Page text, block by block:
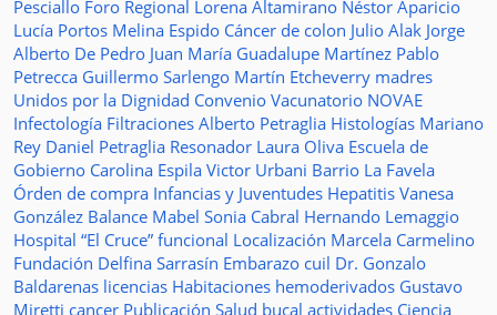
Pesciallo Foro Regional Lorena Altamirano Néstor Aparicio
Lucía Portos Melina Espido Cáncer de colon Julio Alak Jorge
Alberto De Pedro Juan María Guadalupe Martínez Pablo
Petrecca Guillermo Sarlengo Martín Etcheverry madres
Unidos por la Dignidad Convenio Vacunatorio NOVAE
Infectología Filtraciones Alberto Petraglia Histologías Mariano
Rey Daniel Petraglia Resonador Laura Oliva Escuela de
Gobierno Carolina Espila Victor Urbani Barrio La Favela
Órden de compra Infancias y Juventudes Hepatitis Vanesa
González Balance Mabel Sonia Cabral Hernando Lemaggio
Hospital “El Cruce” funcional Localización Marcela Carmelino
Fundación Delfina Sarrasín Embarazo cuil Dr. Gonzalo
Baldarenas licencias Habitaciones hemoderivados Gustavo
Miretti cancer Publicación Salud bucal actividades Ciencia